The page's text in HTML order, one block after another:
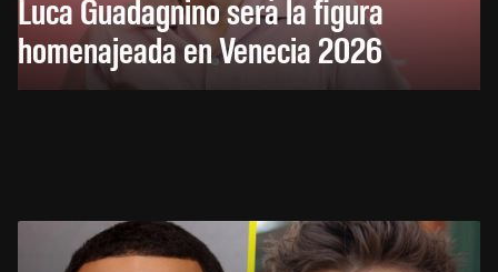
Luca Guadagnino será la figura
homenajeada en Venecia 2026